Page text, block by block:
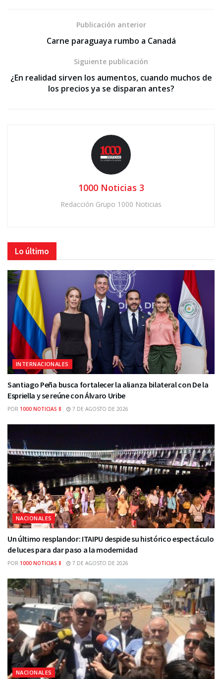
Publicación anterior
Carne paraguaya rumbo a Canadá
Siguiente publicación
¿En realidad sirven los aumentos, cuando muchos de
los precios ya se disparan antes?
1000 Noticias 3
Redacción Grupo 1000 Noticias
Lo último
INTERNACIONALES
Santiago Peña busca fortalecer la alianza bilateral con De la
Espriella y se reúne con Álvaro Uribe
POR 1000 NOTICIAS 8 7 DE AGOSTO DE 2026
NACIONALES
Un último resplandor: ITAIPU despide su histórico espectáculo
de luces para dar paso a la modernidad
POR 1000 NOTICIAS 8 7 DE AGOSTO DE 2026
NACIONALES